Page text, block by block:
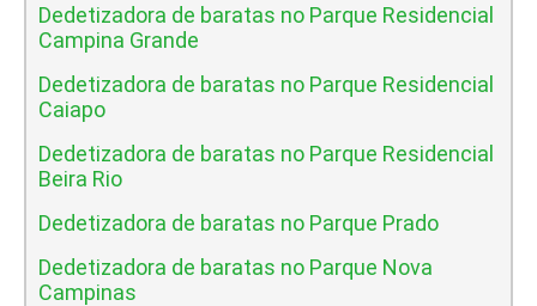
Dedetizadora de baratas no Parque Residencial
Campina Grande
Dedetizadora de baratas no Parque Residencial
Caiapo
Dedetizadora de baratas no Parque Residencial
Beira Rio
Dedetizadora de baratas no Parque Prado
Dedetizadora de baratas no Parque Nova
Campinas